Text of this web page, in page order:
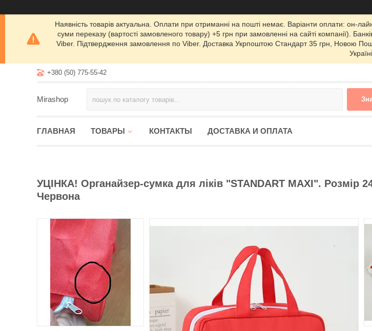
Наявність товарів актуальна. Оплати при отриманні на пошті немає. Варіанти оплати: он-
суми переказу (вартості замовленого товару) +5 грн при замовленні на сайті компанії).
Viber. Підтвердження замовлення по Viber. Доставка Укрпоштою Стандарт 35 грн, Новою
Україні
+380 (50) 775-55-42
Mirashop
ГЛАВНАЯ ТОВАРЫ КОНТАКТЫ ДОСТАВКА И ОПЛАТА
УЦІНКА! Органайзер-сумка для ліків "STANDART MAXI". Розмір
Червона